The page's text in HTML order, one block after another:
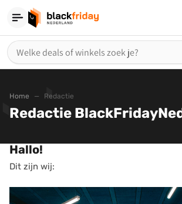
Home Redactie
Redactie
Hallo!
Dit zijn wij: